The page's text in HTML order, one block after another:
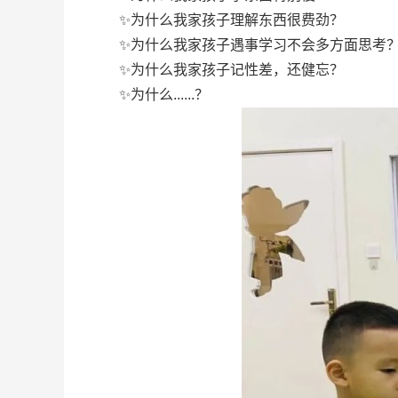
✨为什么我家孩子理解东西很费劲？
✨为什么我家孩子遇事学习不会多方面思考
✨为什么我家孩子记性差，还健忘？
✨为什么......？